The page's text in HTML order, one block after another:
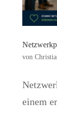
von
einem